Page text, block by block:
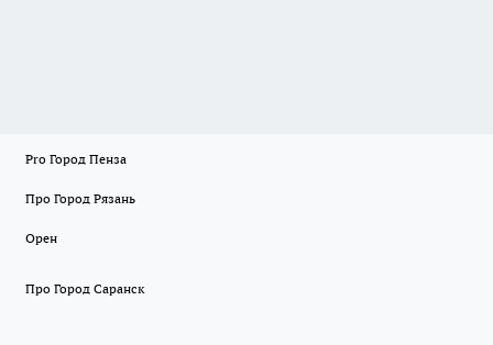
Pro Город Пенза
Про Город Рязань
Орен
Про Город Саранск